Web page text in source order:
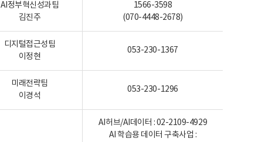
AI정부혁신성과팀
김진주
1566-3598
(070-4448-2678)
디지털접근성팀
이정현
053-230-1367
미래전략팀
이경석
053-230-1296
AI허브/AI데이터 : 02-2109-4929
AI 학습용 데이터 구축사업 :